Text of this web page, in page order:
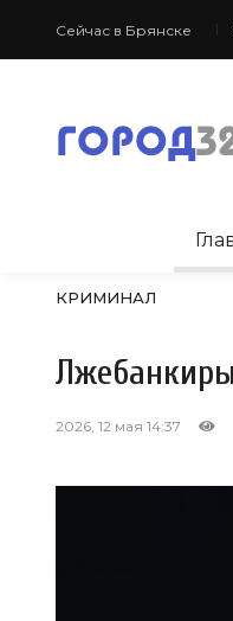
Сейчас в Брянске
КРИМИНАЛ
2026, 12 мая 14:37